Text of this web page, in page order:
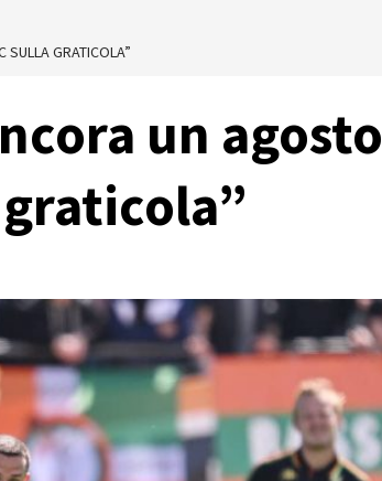
SULLA GRATICOLA”
un agosto
graticola”